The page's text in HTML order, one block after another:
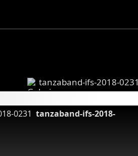
tanzaband-ifs-2018-0231
tanzaband-ifs-2018-